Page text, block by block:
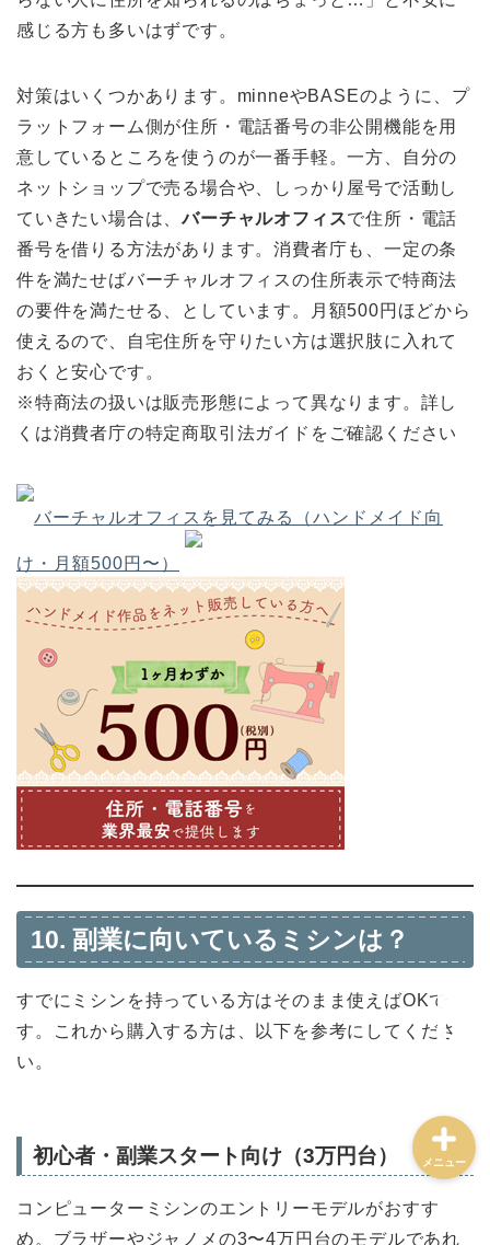
感じる方も多いはずです。
対策はいくつかあります。minneやBASEのように、プ
ラットフォーム側が住所・電話番号の非公開機能を用
意しているところを使うのが一番手軽。一方、自分の
ネットショップで売る場合や、しっかり屋号で活動し
ていきたい場合は、バーチャルオフィスで住所・電話
番号を借りる方法があります。消費者庁も、一定の条
件を満たせばバーチャルオフィスの住所表示で特商法
の要件を満たせる、としています。月額500円ほどから
使えるので、自宅住所を守りたい方は選択肢に入れて
おくと安心です。
※特商法の扱いは販売形態によって異なります。詳し
くは消費者庁の特定商取引法ガイドをご確認ください
バーチャルオフィスを見てみる（ハンドメイド向
け・月額500円〜）
10. 副業に向いているミシンは？
すでにミシンを持っている方はそのまま使えばOKで
す。これから購入する方は、以下を参考にしてくださ
い。
初心者・副業スタート向け（3万円台）
コンピューターミシンのエントリーモデルがおすす
め。ブラザーやジャノメの3〜4万円台のモデルであれ
メニュー
ミシン選び方・おすすめ
ンス
ミシンの使い方・道具
ハンドメイド実践・販売